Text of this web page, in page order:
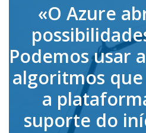
«O Azure
Podemos usar
algoritmos
a
suporte do